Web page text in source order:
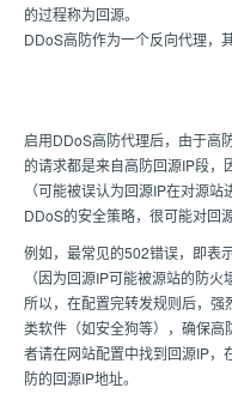
的过程称为回源。
DDoS高防作为一个反向代理，
启用DDoS高防代理后，由于高
的请求都是来自高防回源IP段，
（可能被误认为回源IP在对源
DDoS的安全策略，很可能对回
例如，最常见的502错误，即表
（因为回源IP可能被源站的防火
所以，在配置完转发规则后，
类软件（如安全狗等），确保
者请在网站配置中找到回源IP
防的回源IP地址。